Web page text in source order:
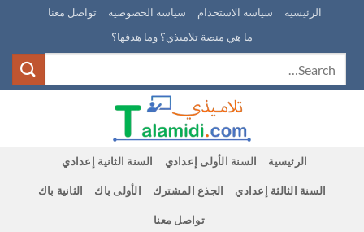
content
الرئيسية سياسة الاستخدام سياسة الخصوصية
تواصل معنا
ما هي منصة تلاميذي؟ وما هدفها؟
الرئيسية السنة الأولى إعدادي السنة الثانية إعدادي
السنة الثالثة إعدادي الجذع المشترك الأولى باك الثانية باك
تواصل معنا